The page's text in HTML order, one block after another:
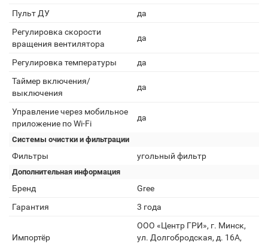
Пульт ДУ
да
Регулировка скорости
вращения вентилятора
да
Регулировка температуры
да
Таймер включения/
выключения
да
Управление через мобильное
приложение по Wi-Fi
да
Системы очистки и фильтрации
Фильтры угольный фильтр
Дополнительная информация
Бренд
Gree
Гарантия
3 года
Импортёр
ООО «Центр ГРИ», г. Минск,
ул. Долгобродская, д. 16А,